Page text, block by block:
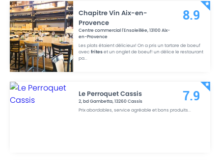
Chapitre Vin Aix-en-
Provence
Centre commercial l'Ensoleillée,13100Aix-
en-Provence
Les plats étaient délicieux! On a pris un tartare de boeuf
avecfriteset un onglet de boeuf! un délice le restaurant
pa...
8.9
Le Perroquet Cassis
2, bd Gambetta,13260Cassis
Prix abordables, service agréable et bons produits...
7.9